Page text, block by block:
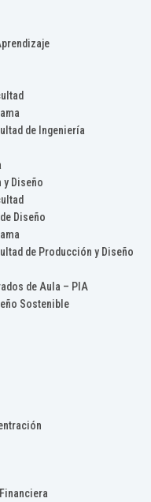
de Ingeniería
y Diseño
Diseño
de Producción y Diseño
de Aula – PIA
Sostenible